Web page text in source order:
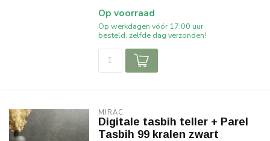
Op voorraad
Op werkdagen vóór 17:00 uur
besteld, zelfde dag verzonden!
MIRAC
Digitale tasbih teller + Parel
Tasbih 99 kralen zwart